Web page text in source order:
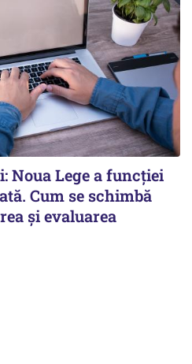
Noua Lege a funcției
Cum se schimbă
și evaluarea